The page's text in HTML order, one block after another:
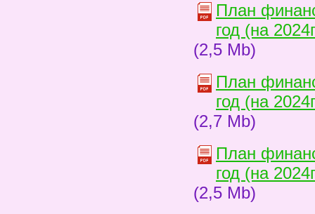
План
год (на
(2,5 Mb)
План
год (на
(2,7 Mb)
План
год (на
(2,5 Mb)